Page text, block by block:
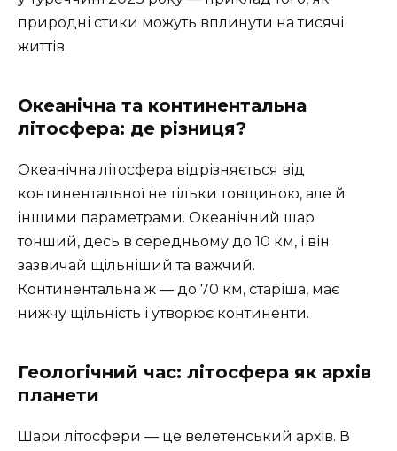
природні стики можуть вплинути на тисячі
життів.
Океанічна та континентальна
літосфера: де різниця?
Океанічна літосфера відрізняється від
континентальної не тільки товщиною, але й
іншими параметрами. Океанічний шар
тонший, десь в середньому до 10 км, і він
зазвичай щільніший та важчий.
Континентальна ж — до 70 км, старіша, має
нижчу щільність і утворює континенти.
Геологічний час: літосфера як архів
планети
Шари літосфери — це велетенський архів. В